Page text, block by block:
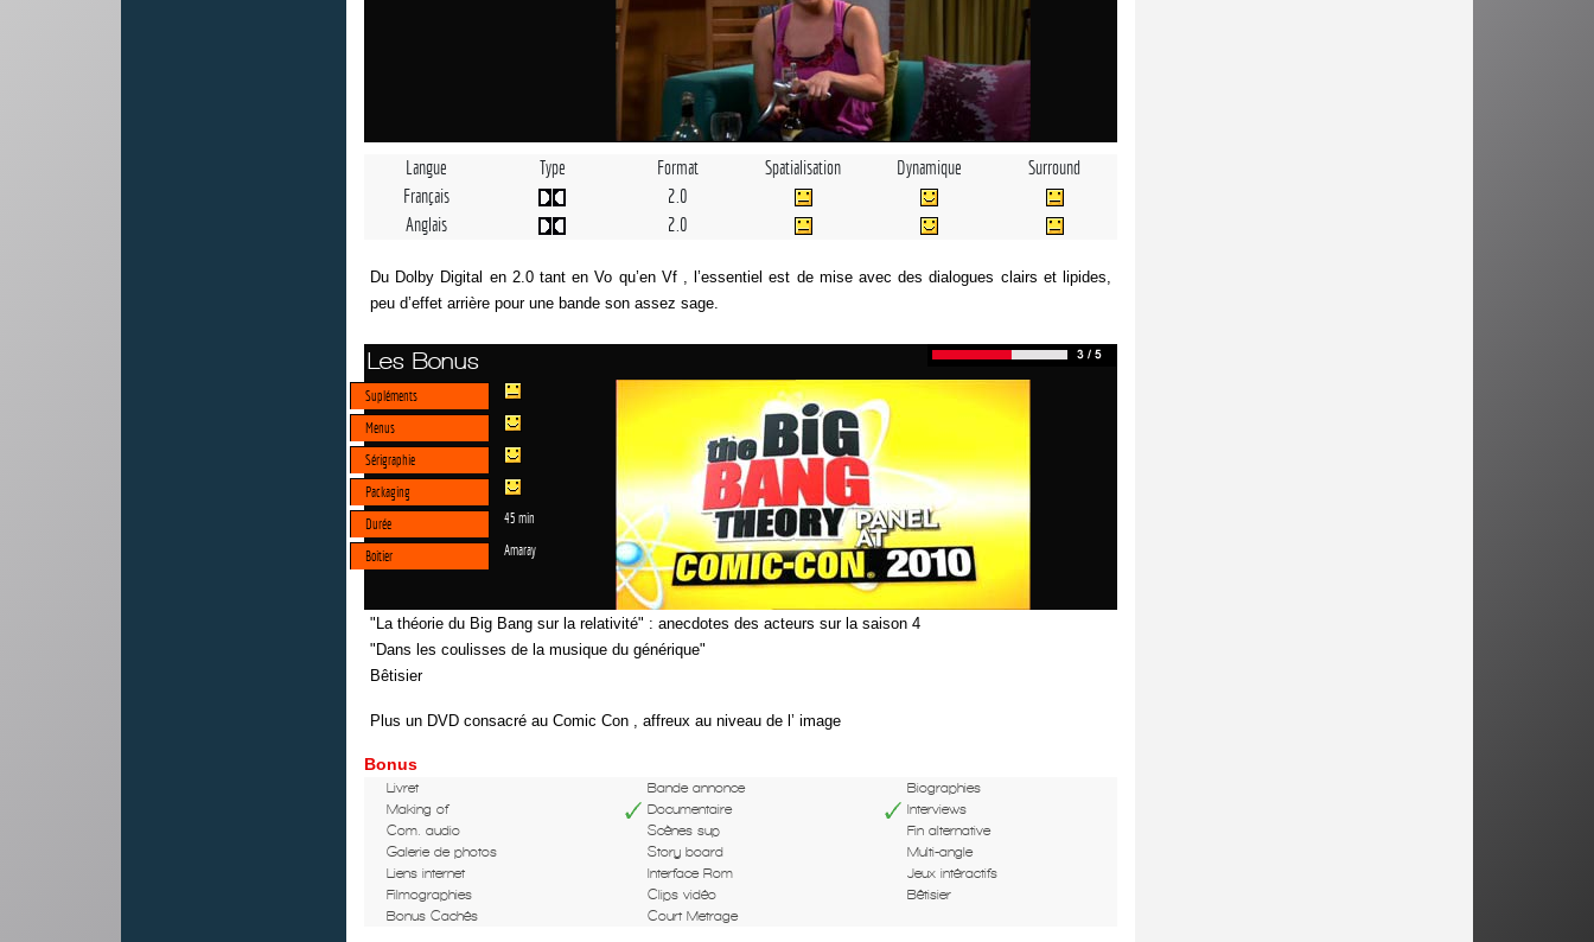
Langue Type Format Spatialisation Dynamique
Surround
Français
2.0
Anglais
2.0
Du Dolby Digital en 2.0 tant en Vo qu’en Vf , l’essentiel est de mise avec des dialogues clairs et lipides,
peu d’effet arrière pour une bande son assez sage.
Les Bonus
Supléments
Menus
Sérigraphie
Packaging
Durée
45 min
Boitier Amaray
"La théorie du Big Bang sur la relativité" : anecdotes des acteurs sur la saison 4
"Dans les coulisses de la musique du générique"
Bêtisier
Plus un DVD consacré au Comic Con , affreux au niveau de l’ image
Bonus
Livret Bande annonce
Biographies
Making of
Documentaire
Interviews
Com. audio
Scènes sup
Fin alternative
Galerie de photos
Story board
Multi-angle
Liens internet
Interface Rom
Jeux intéractifs
Filmographies
Clips vidéo
Bêtisier
Bonus Cachés
Court Metrage